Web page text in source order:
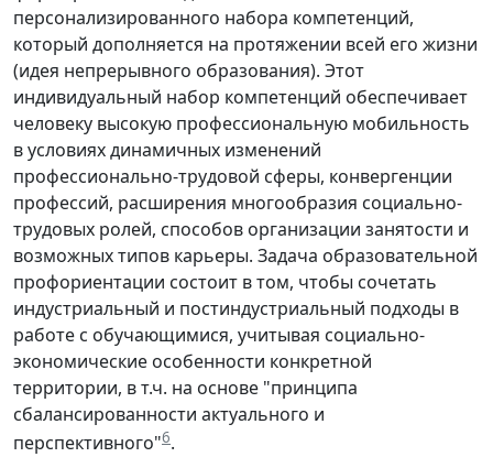
персонализированного набора компетенций,
который дополняется на протяжении всей его жизни
(идея непрерывного образования). Этот
индивидуальный набор компетенций обеспечивает
человеку высокую профессиональную мобильность
в условиях динамичных изменений
профессионально-трудовой сферы, конвергенции
профессий, расширения многообразия социально-
трудовых ролей, способов организации занятости и
возможных типов карьеры. Задача образовательной
профориентации состоит в том, чтобы сочетать
индустриальный и постиндустриальный подходы в
работе с обучающимися, учитывая социально-
экономические особенности конкретной
территории, в т.ч. на основе "принципа
сбалансированности актуального и
перспективного"6.